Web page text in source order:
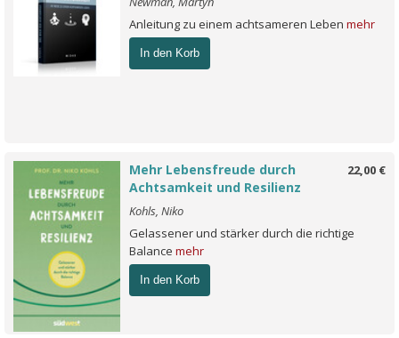
Anleitung zu einem achtsameren Leben mehr
In den Korb
22,00 €
Mehr Lebensfreude durch
Achtsamkeit und Resilienz
Kohls, Niko
Gelassener und stärker durch die richtige
Balance mehr
In den Korb